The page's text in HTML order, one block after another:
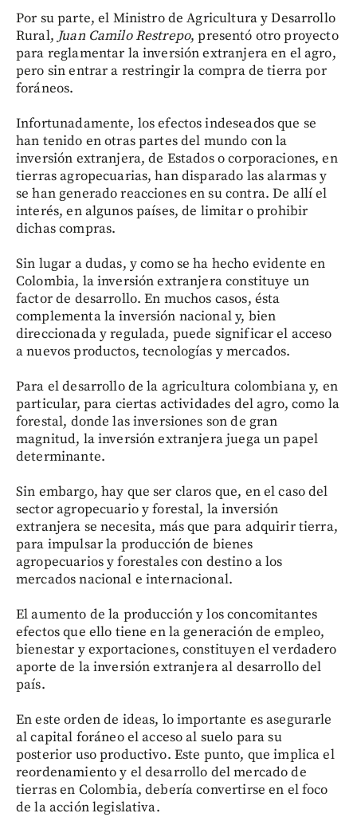
Por su parte, el Ministro de Agricultura y Desarrollo
Rural, Juan Camilo Restrepo, presentó otro proyecto
para reglamentar la inversión extranjera en el agro,
pero sin entrar a restringir la compra de tierra por
foráneos.
Infortunadamente, los efectos indeseados que se
han tenido en otras partes del mundo con la
inversión extranjera, de Estados o corporaciones, en
tierras agropecuarias, han disparado las alarmas y
se han generado reacciones en su contra. De allí el
interés, en algunos países, de limitar o prohibir
dichas compras.
Sin lugar a dudas, y como se ha hecho evidente en
Colombia, la inversión extranjera constituye un
factor de desarrollo. En muchos casos, ésta
complementa la inversión nacional y, bien
direccionada y regulada, puede significar el acceso
a nuevos productos, tecnologías y mercados.
Para el desarrollo de la agricultura colombiana y, en
particular, para ciertas actividades del agro, como la
forestal, donde las inversiones son de gran
magnitud, la inversión extranjera juega un papel
determinante.
Sin embargo, hay que ser claros que, en el caso del
sector agropecuario y forestal, la inversión
extranjera se necesita, más que para adquirir tierra,
para impulsar la producción de bienes
agropecuarios y forestales con destino a los
mercados nacional e internacional.
El aumento de la producción y los concomitantes
efectos que ello tiene en la generación de empleo,
bienestar y exportaciones, constituyen el verdadero
aporte de la inversión extranjera al desarrollo del
país.
En este orden de ideas, lo importante es asegurarle
al capital foráneo el acceso al suelo para su
posterior uso productivo. Este punto, que implica el
reordenamiento y el desarrollo del mercado de
tierras en Colombia, debería convertirse en el foco
de la acción legislativa.